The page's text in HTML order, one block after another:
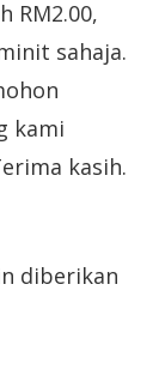
RM2.00,
sahaja.
kami
kasih.
diberikan